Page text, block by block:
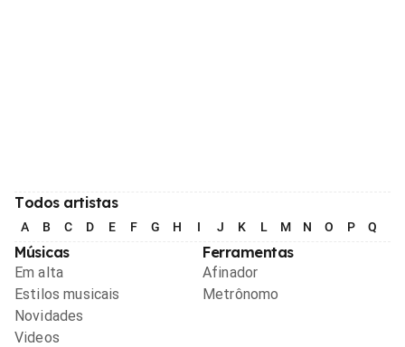
Todos artistas
A B C D E F G H I J K L M N O P Q
Músicas
Em alta
Estilos musicais
Novidades
Videos
Ferramentas
Afinador
Metrônomo